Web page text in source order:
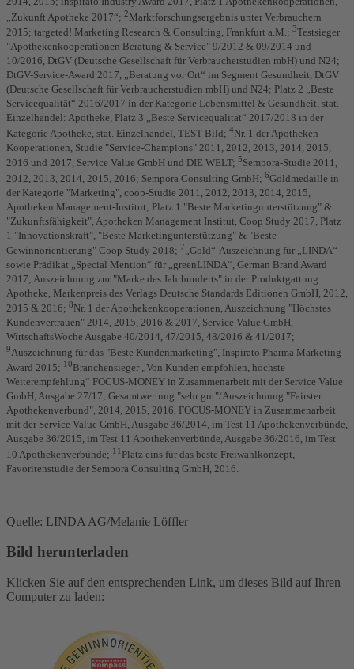
„Zukunft Apotheke 2017“; 2Marktforschungsergebnis unter Verbrauchern
2015; targeted! Marketing Research & Consulting, Frankfurt a.M.; 3Testsieger
"Apothekenkooperationen Beratung & Service" 9/2012 & 09/2014 und
10/2016, DtGV (Deutsche Gesellschaft für Verbraucherstudien mbH) und N24;
DtGV-Service-Award 2017, „Beratung vor Ort“ im Segment Gesundheit, DtGV
(Deutsche Gesellschaft für Verbraucherstudien mbH) und N24; Platz 2 „Beste
Servicequalität“ 2016/2017 in der Kategorie Lebensmittel & Gesundheit, stat.
Einzelhandel: Apotheke, Platz 3 „Beste Servicequalität“ 2017/2018 in der
Kategorie Apotheke, stat. Einzelhandel, TEST Bild; 4Nr. 1 der Apotheken-
Kooperationen, Studie "Service-Champions" 2011, 2012, 2013, 2014, 2015,
2016 und 2017, Service Value GmbH und DIE WELT; 5Sempora-Studie 2011,
2012, 2013, 2014, 2015, 2016; Sempora Consulting GmbH; 6Goldmedaille in
der Kategorie "Marketing", coop-Studie 2011, 2012, 2013, 2014, 2015,
Apotheken Management-Institut; Platz 1 "Beste Marketingunterstützung" &
"Zukunftsfähigkeit", Apotheken Management Institut, Coop Study 2017, Platz
1 "Innovationskraft", "Beste Marketingunterstützung" & "Beste
Gewinnorientierung" Coop Study 2018; 7„Gold“-Auszeichnung für „LINDA“
sowie Prädikat „Special Mention“ für „greenLINDA“, German Brand Award
2017; Auszeichnung zur "Marke des Jahrhunderts" in der Produktgattung
Apotheke, Markenpreis des Verlags Deutsche Standards Editionen GmbH, 2012,
2015 & 2016; 8Nr. 1 der Apothekenkooperationen, Auszeichnung "Höchstes
Kundenvertrauen" 2014, 2015, 2016 & 2017, Service Value GmbH,
WirtschaftsWoche Ausgabe 40/2014, 47/2015, 48/2016 & 41/2017;
9Auszeichnung für das "Beste Kundenmarketing", Inspirato Pharma Marketing
Award 2015; 10Branchensieger „Von Kunden empfohlen, höchste
Weiterempfehlung“ FOCUS-MONEY in Zusammenarbeit mit der Service Value
GmbH, Ausgabe 27/17; Gesamtwertung "sehr gut"/Auszeichnung "Fairster
Apothekenverbund", 2014, 2015, 2016, FOCUS-MONEY in Zusammenarbeit
mit der Service Value GmbH, Ausgabe 36/2014, im Test 11 Apothekenverbünde,
Ausgabe 36/2015, im Test 11 Apothekenverbünde, Ausgabe 36/2016, im Test
10 Apothekenverbünde; 11 Platz eins für das beste Freiwahlkonzept,
Favoritenstudie der Sempora Consulting GmbH, 2016.
Quelle: LINDA AG/Melanie Löffler
Bild herunterladen
Klicken Sie auf den entsprechenden Link, um dieses Bild auf Ihren
Computer zu laden: